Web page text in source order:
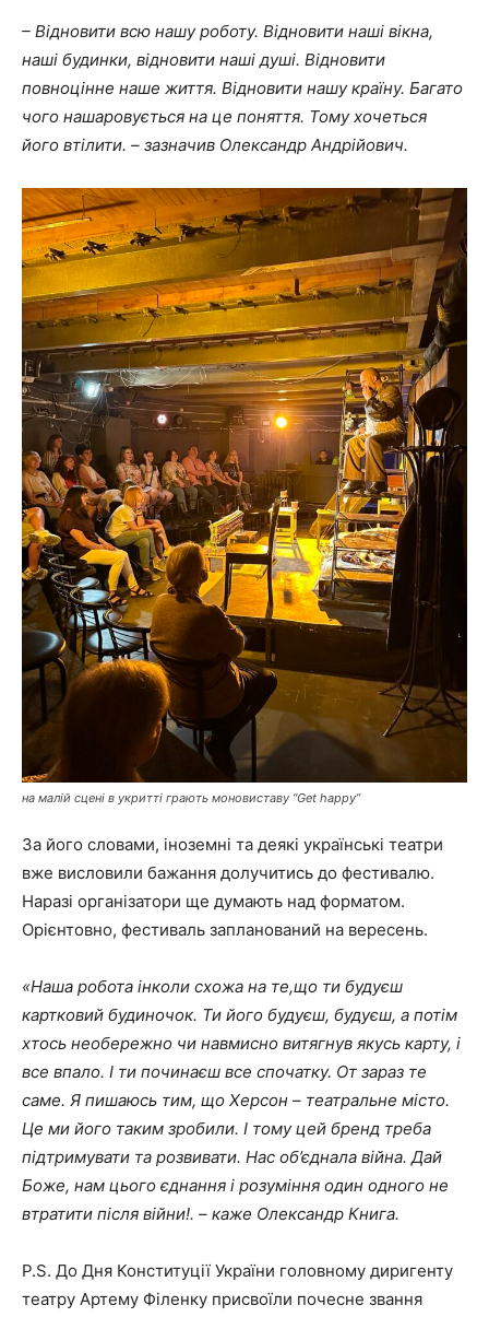
– Відновити всю нашу роботу. Відновити наші вікна,
наші будинки, відновити наші душі. Відновити
повноцінне наше життя. Відновити нашу країну. Багато
чого нашаровується на це поняття. Тому хочеться
його втілити. – зазначив Олександр Андрійович.
на малій сцені в укритті грають моновиставу “Get happy”
За його словами, іноземні та деякі українські театри
вже висловили бажання долучитись до фестивалю.
Наразі організатори ще думають над форматом.
Орієнтовно, фестиваль запланований на вересень.
«Наша робота інколи схожа на те,що ти будуєш
картковий будиночок. Ти його будуєш, будуєш, а потім
хтось необережно чи навмисно витягнув якусь карту, і
все впало. І ти починаєш все спочатку. От зараз те
саме. Я пишаюсь тим, що Херсон – театральне місто.
Це ми його таким зробили. І тому цей бренд треба
підтримувати та розвивати. Нас об’єднала війна. Дай
Боже, нам цього єднання і розуміння один одного не
втратити після війни!. – каже Олександр Книга.
P.S. До Дня Конституції України головному диригенту
театру Артему Філенку присвоїли почесне звання